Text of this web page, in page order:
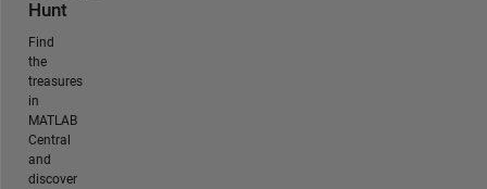
Hunt
Find
the
treasures
in
MATLAB
Central
and
discover